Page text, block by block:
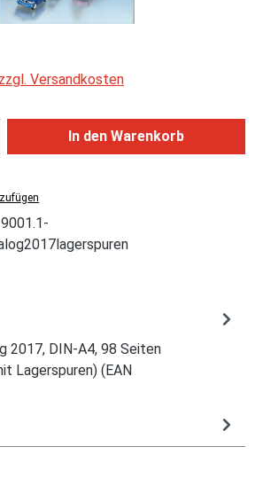
Versandkosten
Gib den gewünschten
In den Warenkorb
9001.1-
2017, DIN-A4, 98 Seiten
Lagerspuren) (EAN